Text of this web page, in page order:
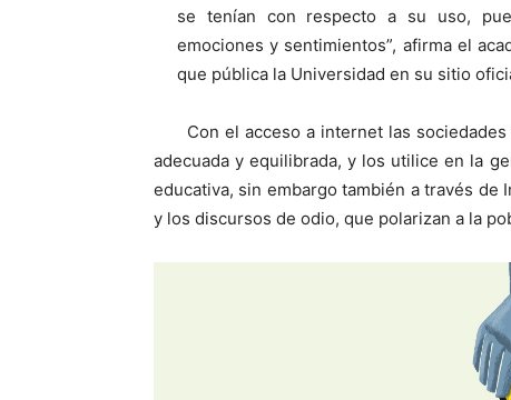
se tenían con respecto a su uso,
emociones y sentimientos”, afirma el
que pública la Universidad en su sitio
Con el acceso a internet las
adecuada y equilibrada, y los utilice en la
educativa, sin embargo también a través
y los discursos de odio, que polarizan a la